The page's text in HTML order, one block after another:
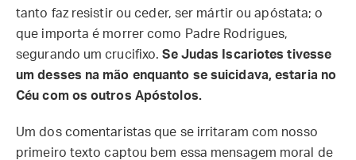
tanto faz resistir ou ceder, ser mártir ou apóstata; o
que importa é morrer como Padre Rodrigues,
segurando um crucifixo.Se Judas Iscariotes tivesse
um desses na mão enquanto se suicidava, estaria no
Céu com os outros Apóstolos.
Um dos comentaristas que se irritaram com nosso
primeiro texto captou bem essa mensagem moral de